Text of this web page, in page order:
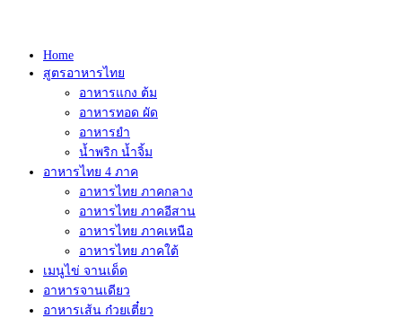
Home
สูตรอาหารไทย
อาหารแกง ต้ม
อาหารทอด ผัด
อาหารยำ
น้ำพริก น้ำจิ้ม
อาหารไทย 4 ภาค
อาหารไทย ภาคกลาง
อาหารไทย ภาคอีสาน
อาหารไทย ภาคเหนือ
อาหารไทย ภาคใต้
เมนูไข่ จานเด็ด
อาหารจานเดียว
อาหารเส้น ก๋วยเตี๋ยว